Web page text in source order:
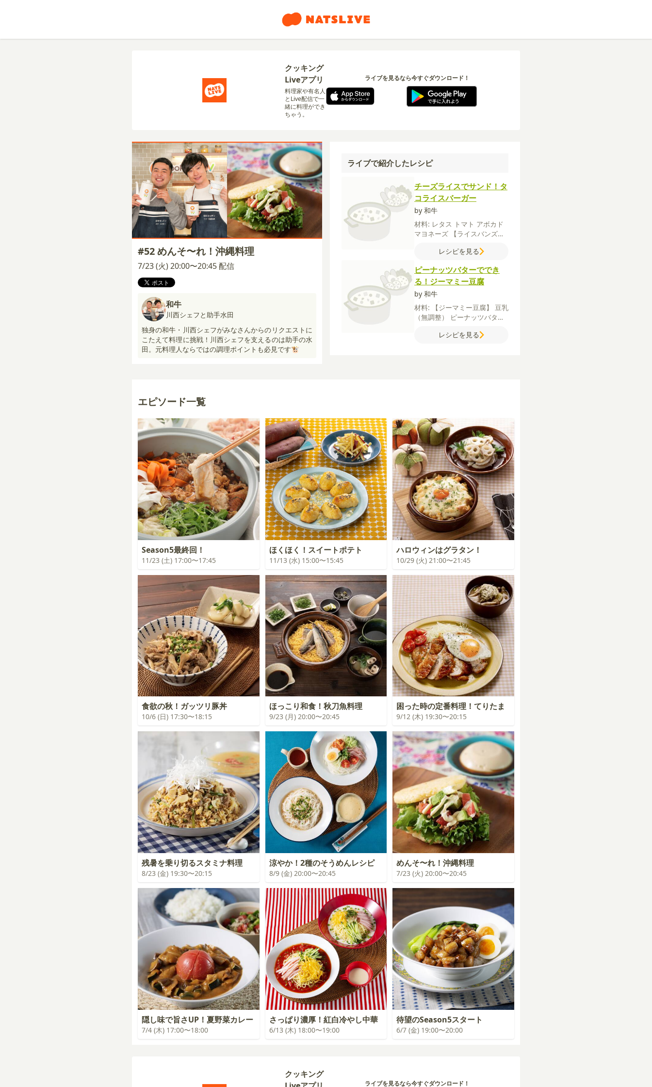
クッキング
Liveアプリ
料理家や有名人
とLive配信で一
緒に料理ができ
ちゃう。
ライブを見るなら今すぐダウンロード！
#52 めんそ〜れ！沖縄料理
7/23 (火) 20:00〜20:45 配信
和牛
川西シェフと助手水田
独身の和牛・川西シェフがみなさんからのリクエストに
こたえて料理に挑戦！川西シェフを支えるのは助手の水
田。元料理人ならではの調理ポイントも必見です🐮
ライブで紹介したレシピ
チーズライスでサンド！タ
コライスバーガー
by 和牛
材料: レタス トマト アボカド
マヨネーズ
【ライスバンズ】
サラダ油【タコスミー
ダ油にんにくすりおろししょ
うがすりおろしウスターソー
ス トマトケチャップ
ょう
レシピを見る
ピーナッツバターででき
る！ジーマミー豆腐
by 和牛
材料:
【ジーマミー豆腐】 豆乳
（無調整）
ピーナッツバター
レシピを見る
エピソード一覧
Season5最終回！
11/23 (土) 17:00〜17:45
ほくほく！スイートポテト
11/13 (水) 15:00〜15:45
ハロウィンはグラタン！
10/29 (火) 21:00〜21:45
食欲の秋！ガッツリ豚丼
10/6 (日) 17:30〜18:15
ほっこり和食！秋刀魚料理
9/23 (月) 20:00〜20:45
困った時の定番料理！てりたま
9/12 (木) 19:30〜20:15
残暑を乗り切るスタミナ料理
8/23 (金) 19:30〜20:15
涼やか！2種のそうめんレシピ
8/9 (金) 20:00〜20:45
めんそ〜れ！沖縄料理
7/23 (火) 20:00〜20:45
隠し味で旨さUP！夏野菜カレー
7/4 (木) 17:00〜18:00
さっぱり濃厚！紅白冷やし中華
6/13 (木) 18:00〜19:00
待望のSeason5スタート
6/7 (金) 19:00〜20:00
クッキング
ライブを見るなら今すぐダウンロード！